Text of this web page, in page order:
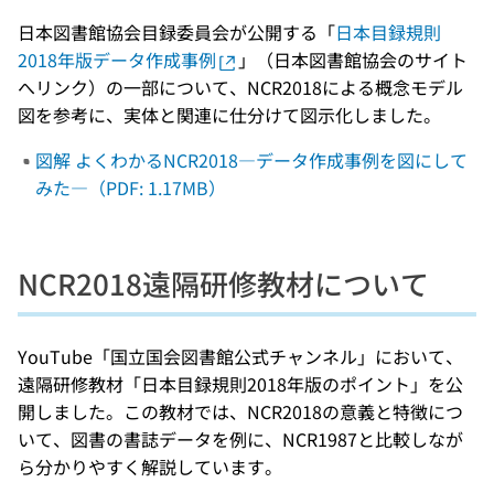
日本図書館協会目録委員会が公開する「日本目録規則
2018年版データ作成事例
」（日本図書館協会のサイト
へリンク）の一部について、NCR2018による概念モデル
図を参考に、実体と関連に仕分けて図示化しました。
図解 よくわかるNCR2018―データ作成事例を図にして
みた―（PDF: 1.17MB）
NCR2018遠隔研修教材について
YouTube「国立国会図書館公式チャンネル」において、
遠隔研修教材「日本目録規則2018年版のポイント」を公
開しました。この教材では、NCR2018の意義と特徴につ
いて、図書の書誌データを例に、NCR1987と比較しなが
ら分かりやすく解説しています。